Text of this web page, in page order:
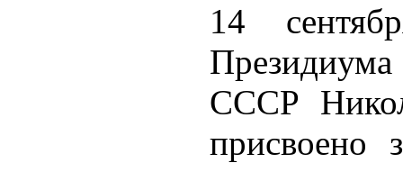
14
СССР
присвоено